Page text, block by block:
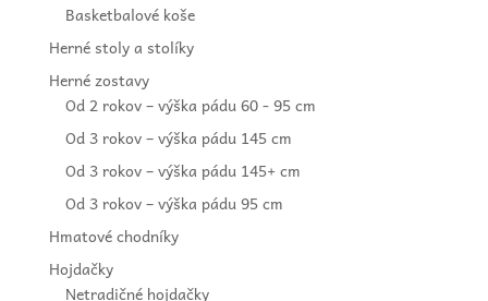
Basketbalové koše
Herné stoly a stolíky
Herné zostavy
Od 2 rokov – výška pádu 60 - 95 cm
Od 3 rokov – výška pádu 145 cm
Od 3 rokov – výška pádu 145+ cm
Od 3 rokov – výška pádu 95 cm
Hmatové chodníky
Hojdačky
Netradičné hojdačky